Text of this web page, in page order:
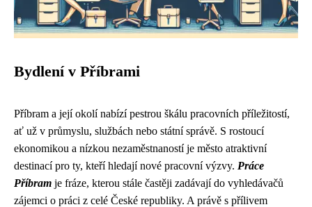
Bydlení v Příbrami
Příbram a její okolí nabízí pestrou škálu pracovních příležitostí,
ať už v průmyslu, službách nebo státní správě. S rostoucí
ekonomikou a nízkou nezaměstnaností je město atraktivní
destinací pro ty, kteří hledají nové pracovní výzvy. Práce
Příbram je fráze, kterou stále častěji zadávají do vyhledávačů
zájemci o práci z celé České republiky. A právě s přílivem